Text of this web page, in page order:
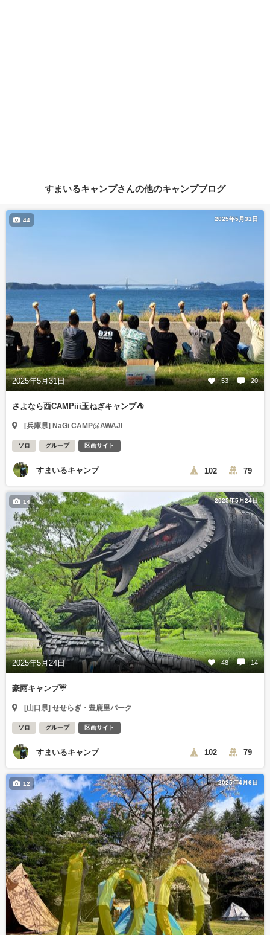
すまいるキャンプさんの他のキャンプブログ
2025年5月31日
2025年5月31日 53 20
44
さよなら西CAMPiii玉ねぎキャンプ⛺
[兵庫県] NaGi CAMP@AWAJI
ソロ グループ 区画サイト
すまいるキャンプ 102 79
2025年5月24日
2025年5月24日 48 14
14
豪雨キャンプ☔
[山口県] せせらぎ・豊鹿里パーク
ソロ グループ 区画サイト
すまいるキャンプ 102 79
2025年4月6日
12